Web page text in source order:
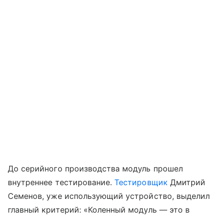
До серийного производства модуль прошел
внутреннее тестирование.Тестировщик Дмитрий
Семенов, уже использующий устройство, выделил
главный критерий: «Коленный модуль — это в